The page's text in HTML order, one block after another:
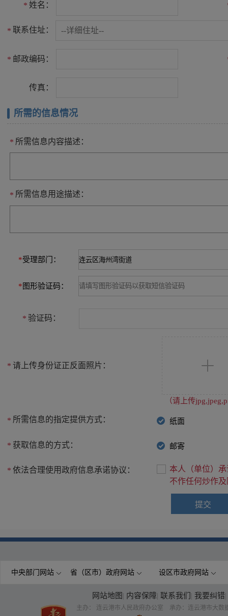
* 姓名：
* 联系住址：
* 邮政编码：
传真：
所需的信息情况
* 所需信息内容描述：
* 所需信息用途描述：
*受理部门：
* 图形验证码：
* 验证码：
* 请上传身份证正反面照片：
（请上传
* 所需信息的指定提供方式： 纸面
* 获取信息的方式： 邮寄
* 依法合理使用政府信息承诺协议：
本人（单位）
不作任何炒作
中央部门网站 省（区市）政府网站 设区市政府网站
网站地图 | 内容保障| 联系我们 | 我要纠错|
主办： 连云港市人民政府办公室 承办：连云港市大数